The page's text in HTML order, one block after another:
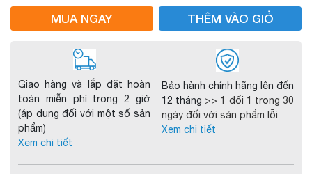
MUA NGAY THÊM VÀO GIỎ
Giao hàng và lắp đặt hoàn
toàn miễn phí trong 2 giờ
(áp dụng đối với một số sản
phẩm)
Xem chi tiết
Bảo hành chính hãng lên đến
12 tháng >> 1 đổi 1 trong 30
ngày đối với sản phẩm lỗi
Xem chi tiết